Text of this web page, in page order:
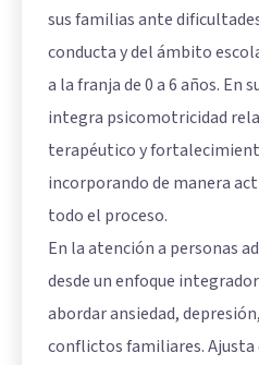
sus familias ante
conducta y del ámbito
a la franja de 0 a 6 años. En
integra psicomotricidad
terapéutico y
incorporando de manera
todo el proceso.
En la atención a personas
desde un enfoque
abordar ansiedad,
conflictos familiares. Ajusta